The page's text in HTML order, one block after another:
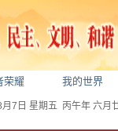
荣耀 我的世界
7日 星期五 丙午年 六月